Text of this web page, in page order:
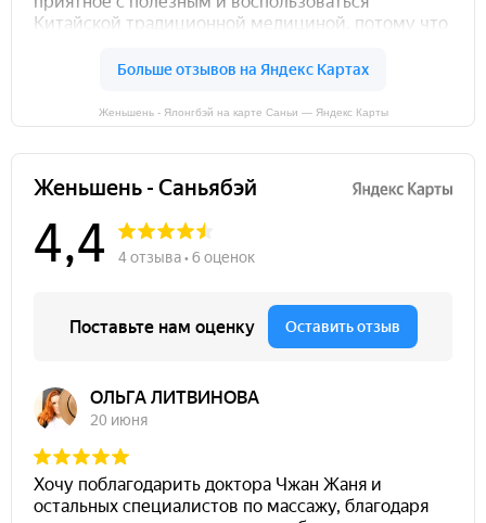
Женьшень - Ялонгбэй на карте Саньи — Яндекс Карты